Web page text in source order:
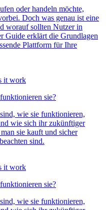
oder handeln möchte,
Doch was genau ist eine
worauf sollten Nutzer in
Guide erklärt die Grundlagen
Plattform für Ihre
sie?
wie sie funktionieren,
wie sich ihr zukünftiger
sie kauft und sicher
sind.
sie?
wie sie funktionieren,